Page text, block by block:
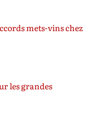
mets-vins chez
les grandes